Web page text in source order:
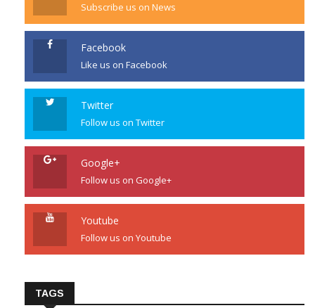
Subscribe us on News
Facebook
Like us on Facebook
Twitter
Follow us on Twitter
Google+
Follow us on Google+
Youtube
Follow us on Youtube
TAGS